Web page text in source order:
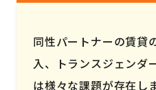
同性パートナーの賃貸
入、トランスジェンダ
は様々な課題が存在し